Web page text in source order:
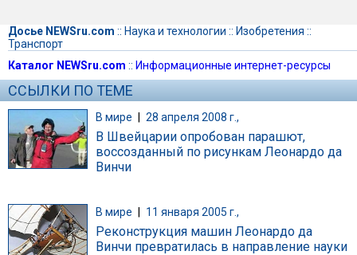
Досье NEWSru.com :: Наука и технологии :: Изобретения ::
Транспорт
Каталог NEWSru.com :: Информационные интернет-ресурсы
ССЫЛКИ ПО ТЕМЕ
В мире | 28 апреля 2008 г.,
В Швейцарии опробован парашют,
воссозданный по рисункам Леонардо да
Винчи
В мире 11 января 2005 г.,
Реконструкция машин Леонардо да
Винчи превратилась в направление науки